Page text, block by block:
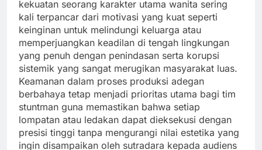
kekuatan seorang karakter utama wanita sering
kali terpancar dari motivasi yang kuat seperti
keinginan untuk melindungi keluarga atau
memperjuangkan keadilan di tengah lingkungan
yang penuh dengan penindasan serta korupsi
sistemik yang sangat merugikan masyarakat luas.
Keamanan dalam proses produksi adegan
berbahaya tetap menjadi prioritas utama bagi tim
stuntman guna memastikan bahwa setiap
lompatan atau ledakan dapat dieksekusi dengan
presisi tinggi tanpa mengurangi nilai estetika yang
ingin disampaikan oleh sutradara kepada audiens